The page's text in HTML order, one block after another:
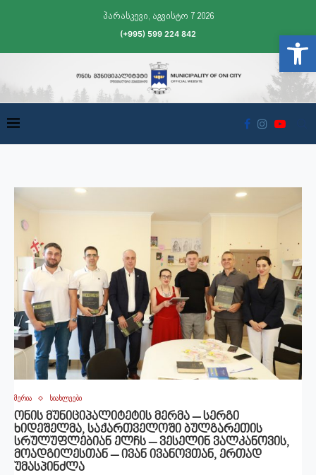
პარასკევი, აგვისტო 7 2026
(+995) 599 224 842
მერია სიახლეები
ონის მუნიციპალიტეტის მერმა – სერგი
ხიდეშელმა, საქართველოში ბულგარეთის
სრულუფლებიან ელჩს – ვესელინ ვალკანოვის,
მოადგილესთან – ივან ივანოვთან, ერთად
უმასპინძლა